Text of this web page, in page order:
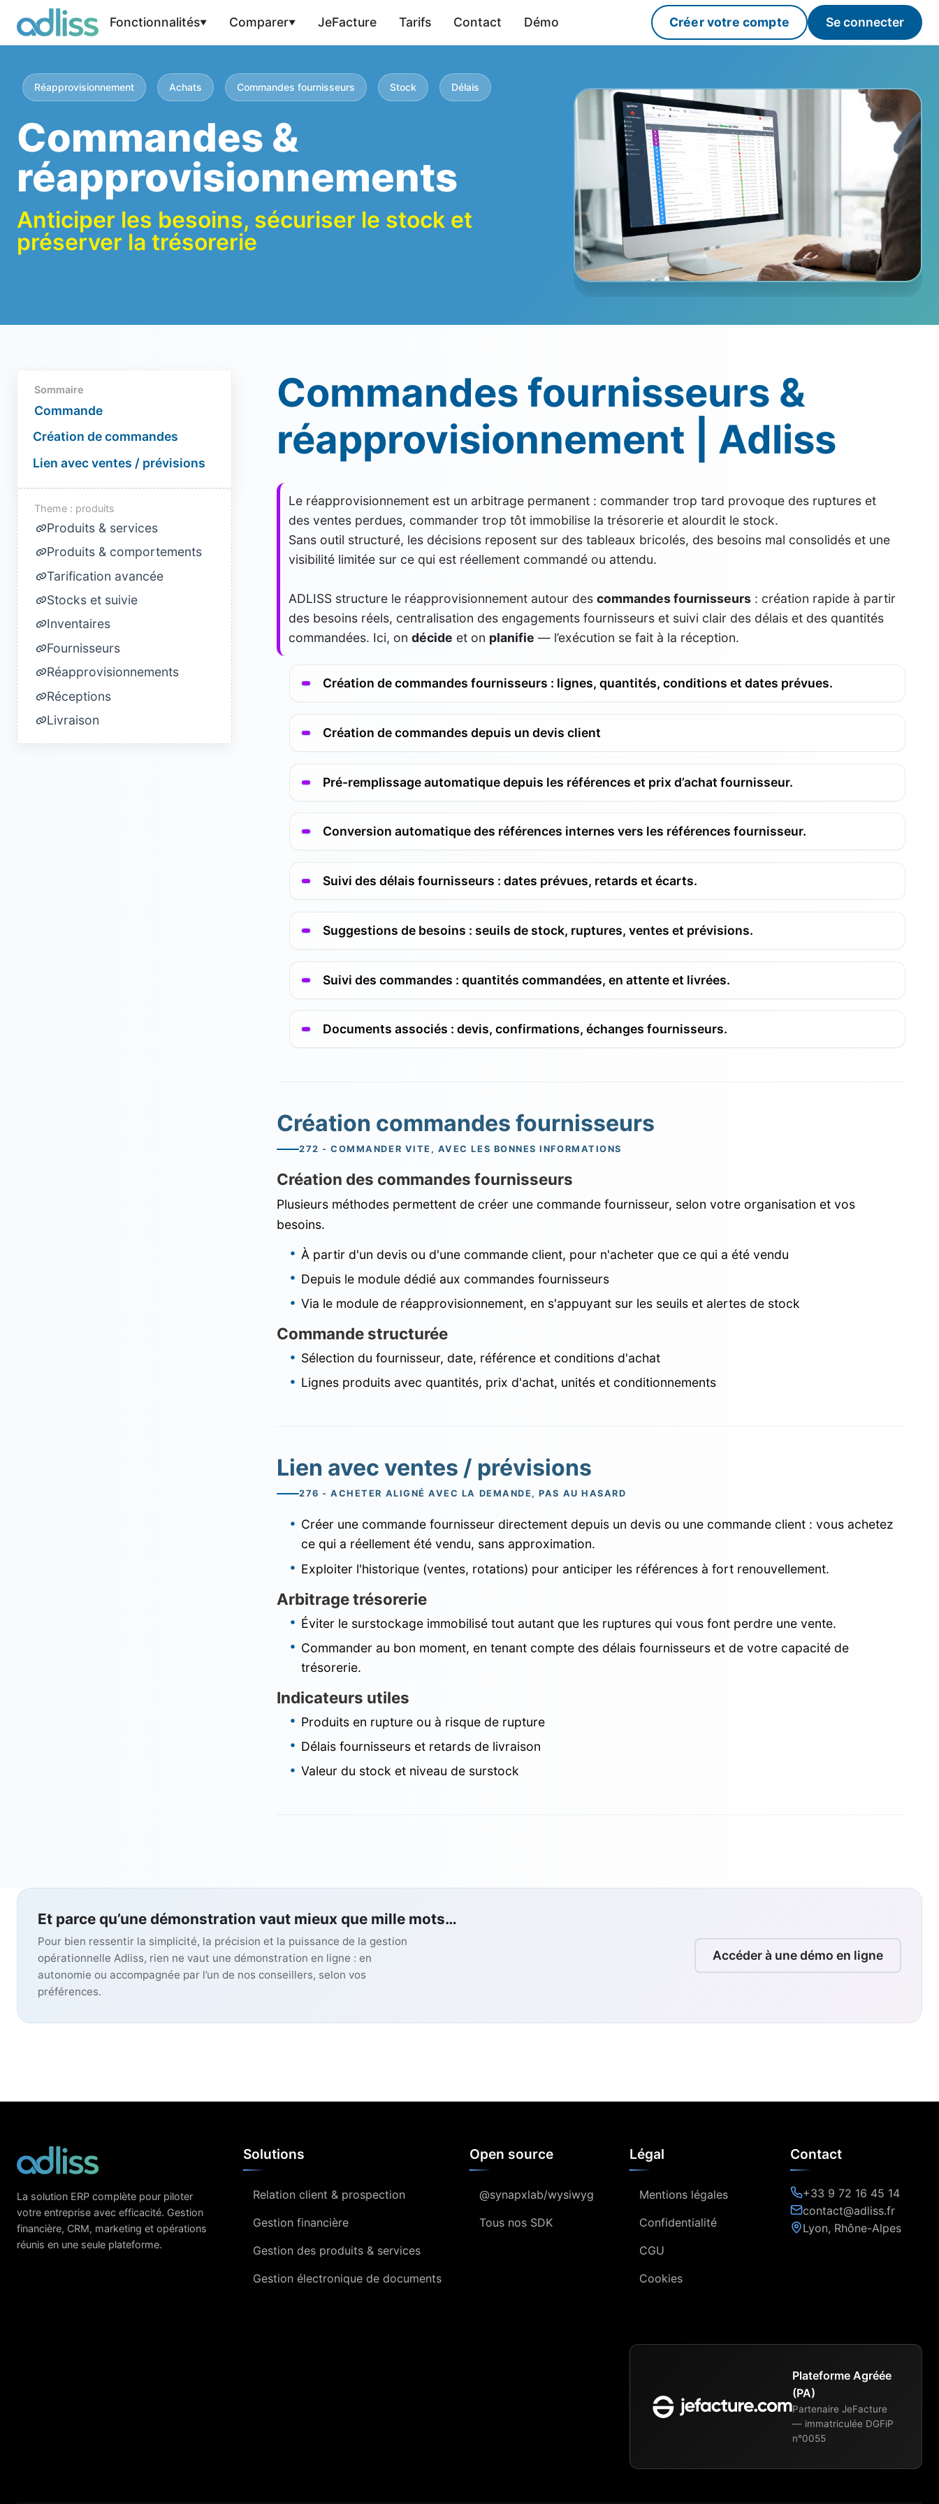
Fonctionnalités Comparer JeFacture Tarifs Contact Démo Créer votre compte Se connecter
Réapprovisionnement Achats Commandes fournisseurs Stock Délais
Commandes &
réapprovisionnements
Anticiper les besoins, sécuriser le stock et
préserver la trésorerie
Sommaire
Commande
Création de commandes
Lien avec ventes / prévisions
Theme : produits
Produits & services
Produits & comportements
Tarification avancée
Stocks et suivie
Inventaires
Fournisseurs
Réapprovisionnements
Réceptions
Livraison
Commandes fournisseurs &
réapprovisionnement | Adliss
Le réapprovisionnement est un arbitrage permanent : commander trop tard provoque des ruptures et
des ventes perdues, commander trop tôt immobilise la trésorerie et alourdit le stock.
Sans outil structuré, les décisions reposent sur des tableaux bricolés, des besoins mal consolidés et une
visibilité limitée sur ce qui est réellement commandé ou attendu.
ADLISS structure le réapprovisionnement autour des commandes fournisseurs : création rapide à partir
des besoins réels, centralisation des engagements fournisseurs et suivi clair des délais et des quantités
commandées. Ici, on décide et on planifie — l’exécution se fait à la réception.
Création de commandes fournisseurs : lignes, quantités, conditions et dates prévues.
Création de commandes depuis un devis client
Pré-remplissage automatique depuis les références et prix d’achat fournisseur.
Conversion automatique des références internes vers les références fournisseur.
Suivi des délais fournisseurs : dates prévues, retards et écarts.
Suggestions de besoins : seuils de stock, ruptures, ventes et prévisions.
Suivi des commandes : quantités commandées, en attente et livrées.
Documents associés : devis, confirmations, échanges fournisseurs.
Création commandes fournisseurs
272 - COMMANDER VITE, AVEC LES BONNES INFORMATIONS
Création des commandes fournisseurs
Plusieurs méthodes permettent de créer une commande fournisseur, selon votre organisation et vos
besoins.
À partir d'un devis ou d'une commande client, pour n'acheter que ce qui a été vendu
Depuis le module dédié aux commandes fournisseurs
Via le module de réapprovisionnement, en s'appuyant sur les seuils et alertes de stock
Commande structurée
Sélection du fournisseur, date, référence et conditions d'achat
Lignes produits avec quantités, prix d'achat, unités et conditionnements
Lien avec ventes / prévisions
276 - ACHETER ALIGNÉ AVEC LA DEMANDE, PAS AU HASARD
Créer une commande fournisseur directement depuis un devis ou une commande client : vous achetez
ce qui a réellement été vendu, sans approximation.
Exploiter l'historique (ventes, rotations) pour anticiper les références à fort renouvellement.
Arbitrage trésorerie
Éviter le surstockage immobilisé tout autant que les ruptures qui vous font perdre une vente.
Commander au bon moment, en tenant compte des délais fournisseurs et de votre capacité de
trésorerie.
Indicateurs utiles
Produits en rupture ou à risque de rupture
Délais fournisseurs et retards de livraison
Valeur du stock et niveau de surstock
Et parce qu’une démonstration vaut mieux que mille mots…
Pour bien ressentir la simplicité, la précision et la puissance de la gestion
opérationnelle Adliss, rien ne vaut une démonstration en ligne : en
autonomie ou accompagnée par l’un de nos conseillers, selon vos
préférences.
Accéder à une démo en ligne
La solution ERP complète pour piloter
votre entreprise avec efficacité. Gestion
financière, CRM, marketing et opérations
réunis en une seule plateforme.
Solutions
Relation client & prospection
Gestion financière
Gestion des produits & services
Gestion électronique de documents
Open source
@synapxlab/wysiwyg
Tous nos SDK
Légal
Mentions légales
Confidentialité
CGU
Cookies
Contact
+33 9 72 16 45 14
contact@adliss.fr
Lyon, Rhône-Alpes
Plateforme Agréée
(PA)
Partenaire JeFacture
— immatriculée DGFiP
n°0055